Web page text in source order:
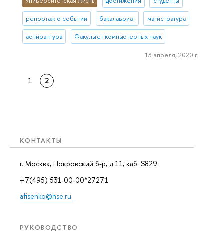
КОНТАКТЫ
г. Москва, Покровский б-р, д.11, каб. S829
+7(495) 531-00-00*27271
afisenko@hse.ru
РУКОВОДСТВО
репортаж о событии бакалавриат магистратура
аспирантура Факультет компьютерных наук
13 апреля, 2020 г.
1 2